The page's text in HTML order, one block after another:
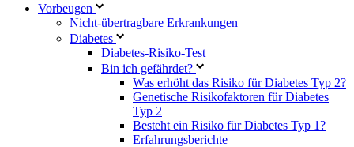
Vorbeugen
Nicht-übertragbare Erkrankungen
Diabetes
Diabetes-Risiko-Test
Bin ich gefährdet?
Was erhöht das Risiko für Diabetes Typ 2?
Genetische Risikofaktoren für Diabetes
Typ 2
Besteht ein Risiko für Diabetes Typ 1?
Erfahrungsberichte